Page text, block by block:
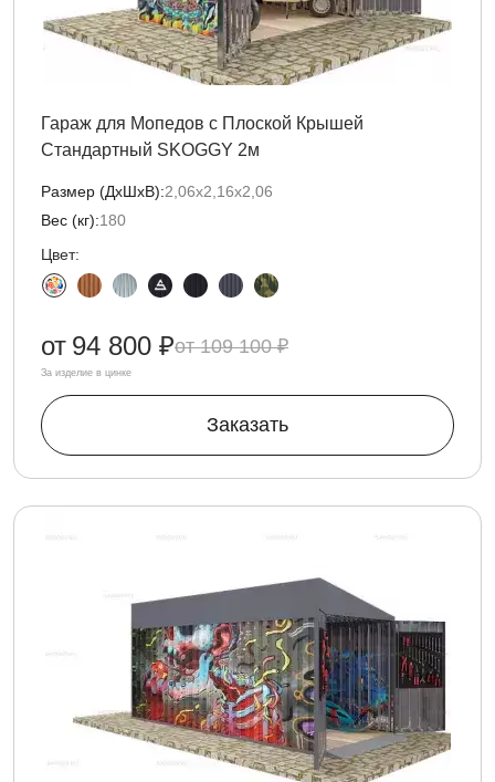
Гараж для Мопедов с Плоской Крышей
Стандартный SKOGGY 2м
Размер (ДxШxВ):2,06х2,16х2,06
Вес (кг):180
Цвет:
109 100 ₽
от 94 800 ₽
За изделие в цинке
Заказать